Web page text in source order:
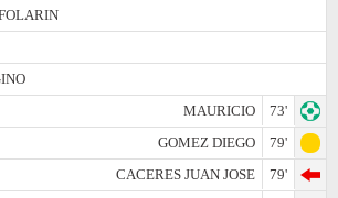
MAURICIO
73'
GOMEZ DIEGO
79'
CACERES JUAN JOSE
79'